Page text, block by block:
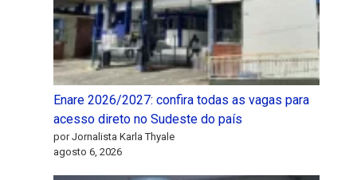
Enare 2026/2027: confira todas as vagas para
acesso direto no Sudeste do país
por Jornalista Karla Thyale
agosto 6, 2026